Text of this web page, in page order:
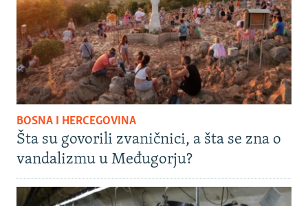
BOSNA I HERCEGOVINA
Šta su govorili zvaničnici, a šta se zna o
vandalizmu u Međugorju?